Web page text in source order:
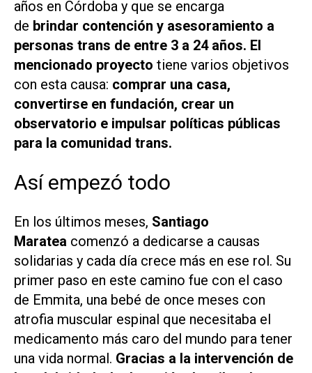
años en Córdoba y que se encarga
de brindar contención y asesoramiento a
personas trans de entre 3 a 24 años. El
mencionado proyecto tiene varios objetivos
con esta causa: comprar una casa,
convertirse en fundación, crear un
observatorio e impulsar políticas públicas
para la comunidad trans.
Así empezó todo
En los últimos meses, Santiago
Maratea comenzó a dedicarse a causas
solidarias y cada día crece más en ese rol. Su
primer paso en este camino fue con el caso
de Emmita, una bebé de once meses con
atrofia muscular espinal que necesitaba el
medicamento más caro del mundo para tener
una vida normal. Gracias a la intervención de